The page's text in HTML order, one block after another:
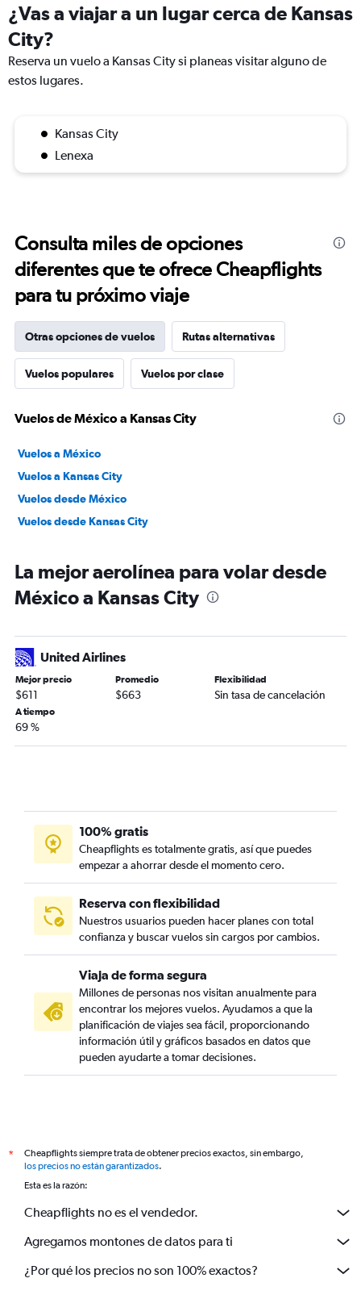
¿Vas a viajar a un lugar cerca de Kansas
City?
Reserva un vuelo a Kansas City si planeas visitar alguno de
estos lugares.
Kansas City
Lenexa
Consulta miles de opciones
diferentes que te ofrece Cheapflights
para tu próximo viaje
Otras opciones de vuelos Rutas alternativas
Vuelos populares Vuelos por clase
Vuelos de México a Kansas City
Vuelos a México
Vuelos a Kansas City
Vuelos desde México
Vuelos desde Kansas City
La mejor aerolínea para volar desde
México a Kansas City
United Airlines
Mejor precio
$611
Promedio
$663
Flexibilidad
Sin tasa de cancelación
A tiempo
69 %
100% gratis
Cheapflights es totalmente gratis, así que puedes
empezar a ahorrar desde el momento cero.
Reserva con flexibilidad
Nuestros usuarios pueden hacer planes con total
confianza y buscar vuelos sin cargos por cambios.
Viaja de forma segura
Millones de personas nos visitan anualmente para
encontrar los mejores vuelos. Ayudamos a que la
planificación de viajes sea fácil, proporcionando
información útil y gráficos basados en datos que
pueden ayudarte a tomar decisiones.
*
Cheapflights siempre trata de obtener precios exactos, sin embargo,
los precios no están garantizados.
Esta es la razón:
Cheapflights no es el vendedor.
Agregamos montones de datos para ti
¿Por qué los precios no son 100% exactos?